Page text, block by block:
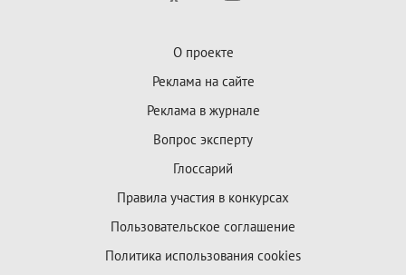
О проекте
Реклама на сайте
Реклама в журнале
Вопрос эксперту
Глоссарий
Правила участия в конкурсах
Пользовательское соглашение
Политика использования cookies